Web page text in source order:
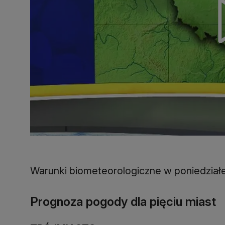
Warunki biometeorologiczne w
Prognoza pogody dla pięciu miast